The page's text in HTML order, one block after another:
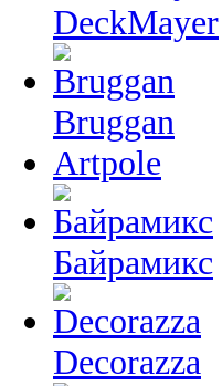
DeckMayer
Bruggan
Artpole
Байрамикс
Decorazza